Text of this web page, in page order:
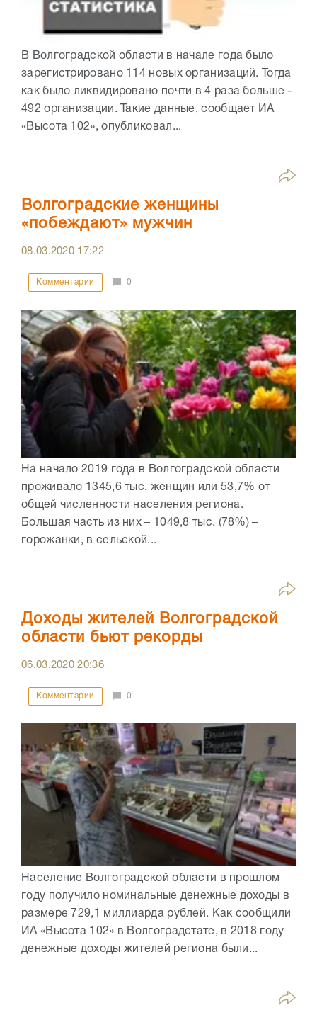
В Волгоградской области в начале года было
зарегистрировано 114 новых организаций. Тогда
как было ликвидировано почти в 4 раза больше -
492 организации. Такие данные, сообщает ИА
«Высота 102», опубликовал...
Волгоградские женщины
«побеждают» мужчин
08.03.2020 17:22
Комментарии 0
На начало 2019 года в Волгоградской области
проживало 1345,6 тыс. женщин или 53,7% от
общей численности населения региона.
Большая часть из них – 1049,8 тыс. (78%) –
горожанки, в сельской...
Доходы жителей Волгоградской
области бьют рекорды
06.03.202020:36
Комментарии 0
Население Волгоградской области в прошлом
году получило номинальные денежные доходы в
размере 729,1 миллиарда рублей. Как сообщили
ИА «Высота 102» в Волгоградстате, в 2018 году
денежные доходы жителей региона были...